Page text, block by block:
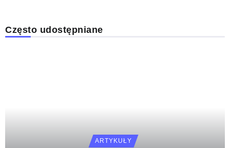
Często udostępniane
ARTYKUŁY